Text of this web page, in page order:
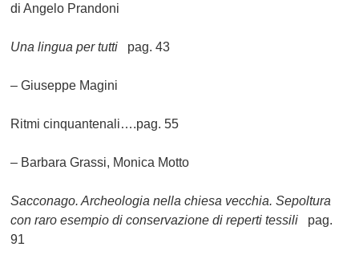
di Angelo Prandoni
Una lingua per tutti pag. 43
– Giuseppe Magini
Ritmi cinquantenali….pag. 55
– Barbara Grassi, Monica Motto
Sacconago. Archeologia nella chiesa vecchia. Sepoltura
con raro esempio di conservazione di reperti tessili pag.
91